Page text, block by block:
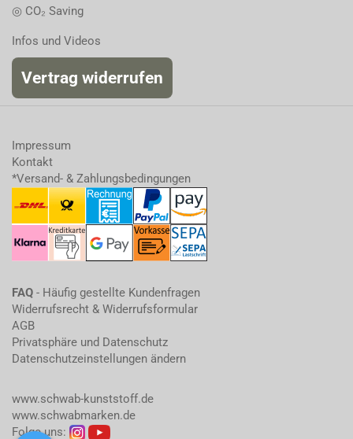
◎ CO₂ Saving
Infos und Videos
Vertrag widerrufen
Impressum
Kontakt
*Versand- & Zahlungsbedingungen
FAQ - Häufig gestellte Kundenfragen
Widerrufsrecht & Widerrufsformular
AGB
Privatsphäre und Datenschutz
Datenschutzeinstellungen ändern
www.schwab-kunststoff.de
www.schwabmarken.de
Folge uns: